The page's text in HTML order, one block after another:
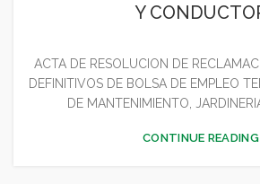
Y
ACTA DE RESOLUCION DE
DEFINITIVOS DE BOLSA DE EMPLEO
DE MANTENIMIENTO,
CONTINUE READING